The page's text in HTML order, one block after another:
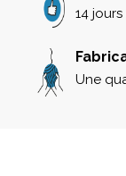
14 jours
Une